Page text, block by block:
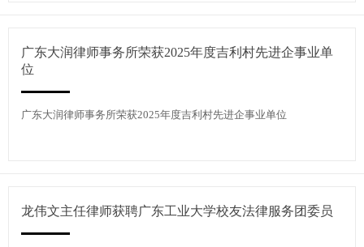
广东大润律师事务所荣获2025年度吉利村先进企事业单
位
广东大润律师事务所荣获2025年度吉利村先进企事业单位
龙伟文主任律师获聘广东工业大学校友法律服务团委员